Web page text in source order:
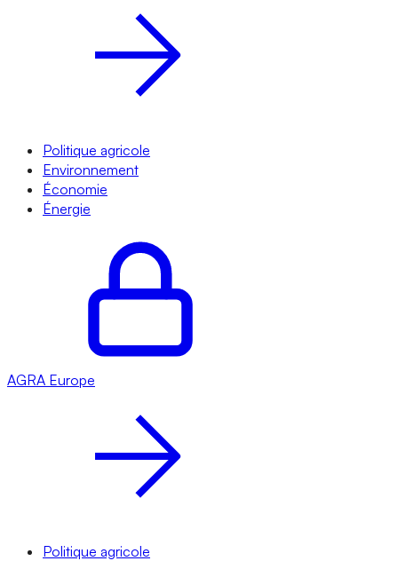
Politique agricole
Environnement
Économie
Énergie
AGRA Europe
Politique agricole